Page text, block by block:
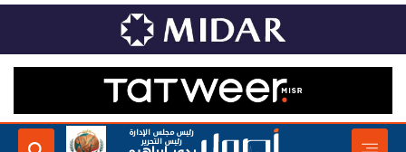
رئيس مجلس الإدارة
رئيس التحرير